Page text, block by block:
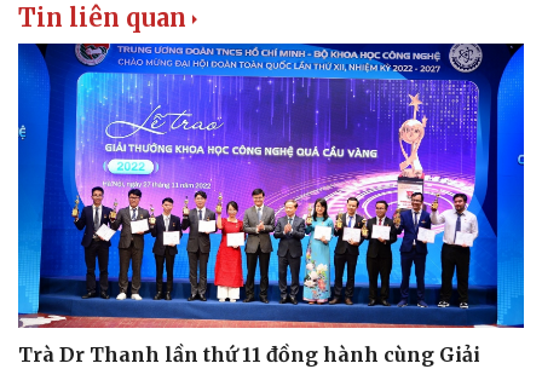
Sức khỏe
Dinh dưỡng - món ngon
Đời sống
Nhà đẹp
Tin liên quan
Trà Dr Thanh lần thứ 11 đồng hành cùng Giải